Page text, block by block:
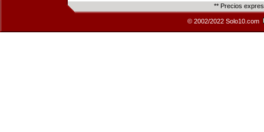
** Precios
© 2002/2022 Solo10.com